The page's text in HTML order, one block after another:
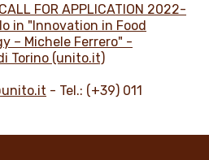
CALL FOR APPLICATION 2022-
in "Innovation in Food
– Michele Ferrero" -
Torino (unito.it)
- Tel.: (+39) 011